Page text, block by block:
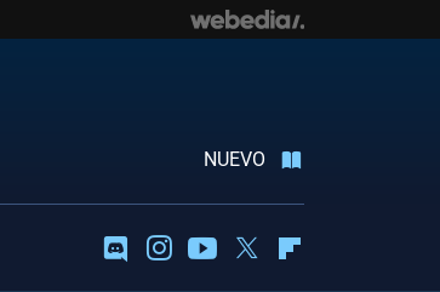
NUEVO
DiscordInstagramYoutubeTwitter